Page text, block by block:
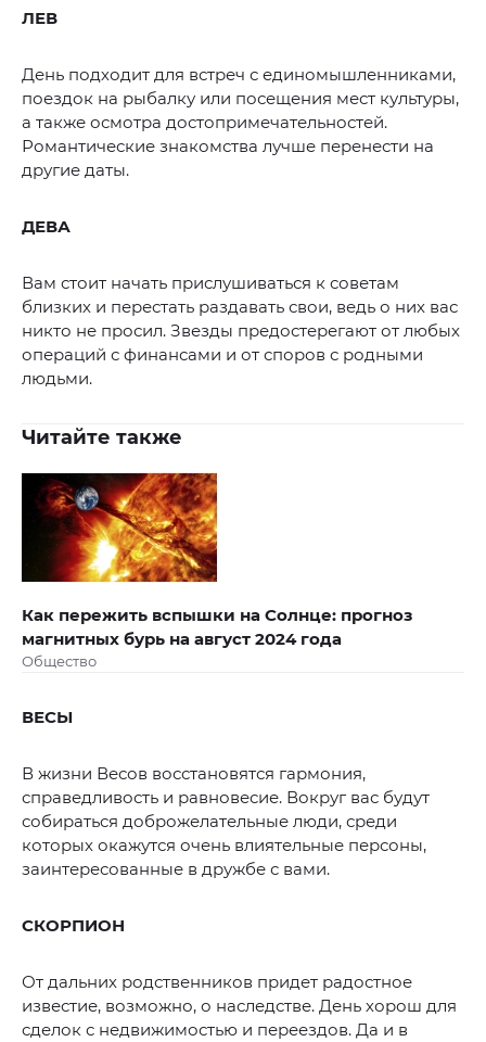
ЛЕВ
День подходит для встреч с единомышленниками,
поездок на рыбалку или посещения мест культуры,
а также осмотра достопримечательностей.
Романтические знакомства лучше перенести на
другие даты.
ДЕВА
Вам стоит начать прислушиваться к советам
близких и перестать раздавать свои, ведь о них вас
никто не просил. Звезды предостерегают от любых
операций с финансами и от споров с родными
людьми.
Читайте также
Как пережить вспышки на Солнце: прогноз
магнитных бурь на август 2024 года
Общество
ВЕСЫ
В жизни Весов восстановятся гармония,
справедливость и равновесие. Вокруг вас будут
собираться доброжелательные люди, среди
которых окажутся очень влиятельные персоны,
заинтересованные в дружбе с вами.
СКОРПИОН
От дальних родственников придет радостное
известие, возможно, о наследстве. День хорош для
сделок с недвижимостью и переездов. Да и в